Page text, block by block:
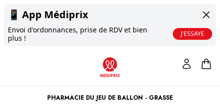
📱 App Médiprix
Envoi d'ordonnances, prise de RDV et bien
plus !
J'ESSAYE
PHARMACIE DU JEU DE BALLON - GRASSE